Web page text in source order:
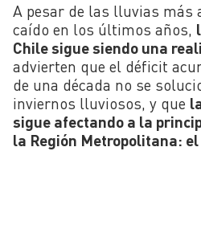
A pesar de las lluvias más
caído en los últimos años,
Chile sigue siendo una
advierten que el déficit
de una década no se
inviernos lluviosos, y que
sigue afectando a la
la Región Metropolitana: